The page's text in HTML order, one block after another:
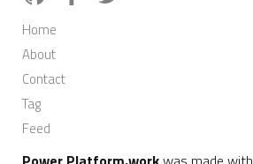
Home
About
Contact
Tag
Feed